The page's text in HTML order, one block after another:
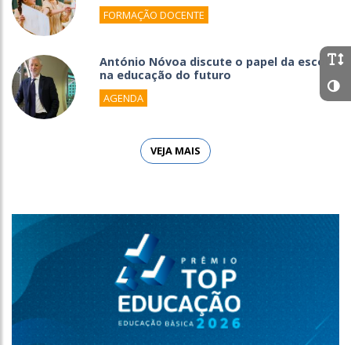
FORMAÇÃO DOCENTE
António Nóvoa discute o papel da escola
na educação do futuro
AGENDA
VEJA MAIS